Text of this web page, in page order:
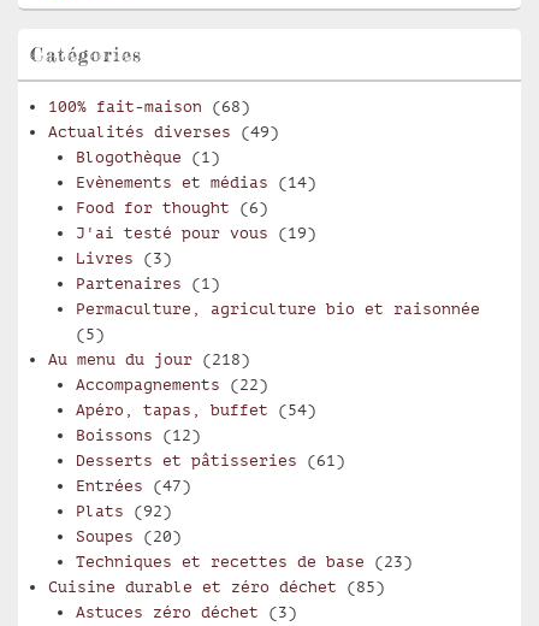
Catégories
100% fait-maison (68)
Actualités diverses (49)
Blogothèque (1)
Evènements et médias (14)
Food for thought (6)
J'ai testé pour vous (19)
Livres (3)
Partenaires (1)
Permaculture, agriculture bio et raisonnée
(5)
Au menu du jour (218)
Accompagnements (22)
Apéro, tapas, buffet (54)
Boissons (12)
Desserts et pâtisseries (61)
Entrées (47)
Plats (92)
Soupes (20)
Techniques et recettes de base (23)
Cuisine durable et zéro déchet (85)
Astuces zéro déchet (3)